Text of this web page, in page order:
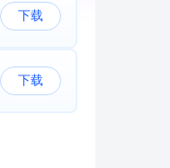
下载
下载